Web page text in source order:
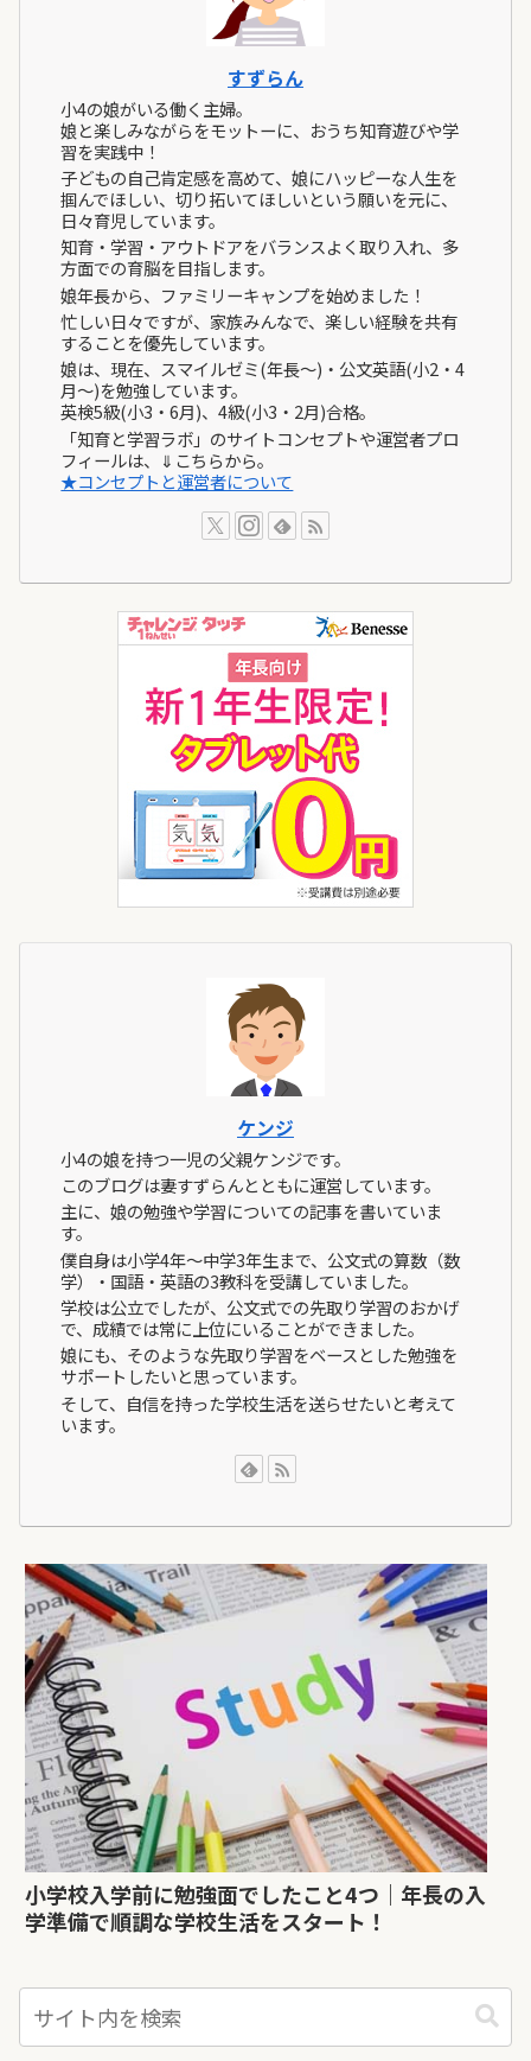
すずらん
小4の娘がいる働く主婦。
娘と楽しみながらをモットーに、おうち知育遊びや学
習を実践中！
子どもの自己肯定感を高めて、娘にハッピーな人生を
掴んでほしい、切り拓いてほしいという願いを元に、
日々育児しています。
知育・学習・アウトドアをバランスよく取り入れ、多
方面での育脳を目指します。
娘年長から、ファミリーキャンプを始めました！
忙しい日々ですが、家族みんなで、楽しい経験を共有
することを優先しています。
娘は、現在、スマイルゼミ(年長～)・公文英語(小2・4
月～)を勉強しています。
英検5級(小3・6月)、4級(小3・2月)合格。
「知育と学習ラボ」のサイトコンセプトや運営者プロ
フィールは、⇓こちらから。
★コンセプトと運営者について
ケンジ
小4の娘を持つ一児の父親ケンジです。
このブログは妻すずらんとともに運営しています。
主に、娘の勉強や学習についての記事を書いていま
す。
僕自身は小学4年～中学3年生まで、公文式の算数（数
学）・国語・英語の3教科を受講していました。
学校は公立でしたが、公文式での先取り学習のおかげ
で、成績では常に上位にいることができました。
娘にも、そのような先取り学習をベースとした勉強を
サポートしたいと思っています。
そして、自信を持った学校生活を送らせたいと考えて
います。
小学校入学前に勉強面でしたこと4つ｜年長の入
学準備で順調な学校生活をスタート！